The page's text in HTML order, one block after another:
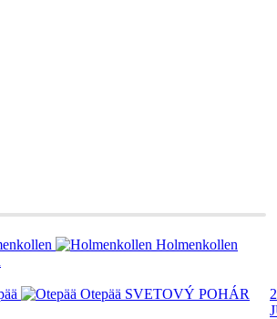
Holmenkollen
Otepää SVETOVÝ POHÁR